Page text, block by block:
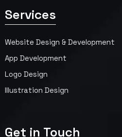
Services
Website Design & Development
App Development
Logo Design
Illustration Design
Get in Touch